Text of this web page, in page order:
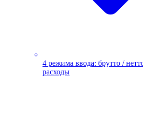
4 режима ввода: брутто /
расходы